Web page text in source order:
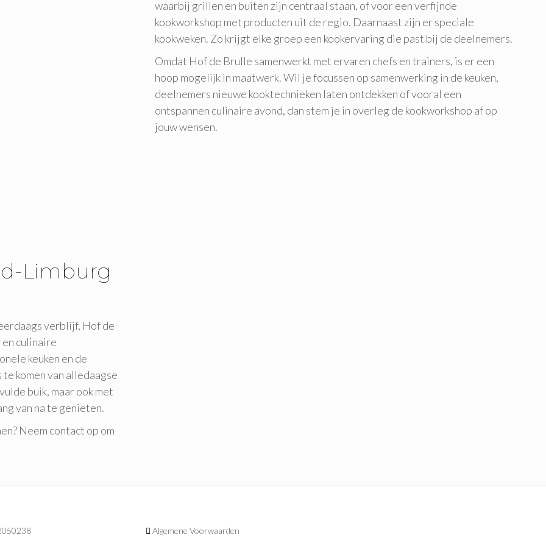
waarbij grillen en buiten zijn centraal staan, of voor een verfijnde
kookworkshop met producten uit de regio. Daarnaast zijn er speciale
kookweken. Zo krijgt elke groep een kookervaring die past bij de deelnemers.
Omdat Hof de Brulle samenwerkt met ervaren chefs en trainers, is er een
hoop mogelijk in maatwerk. Wil je focussen op samenwerking in de keuken,
deelnemers nieuwe kooktechnieken laten ontdekken of vooral een
ontspannen culinaire avond, dan stem je in overleg de kookworkshop af op
jouw wensen.
Limburg
verblijf, Hof de
culinaire
keuken en de
komen van alledaagse
buik, maar ook met
van na te genieten.
Neem contact op om
Algemene Voorwaarden